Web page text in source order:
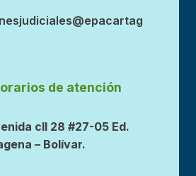
de atención
cll 28 #27-05 Ed.
– Bolívar.